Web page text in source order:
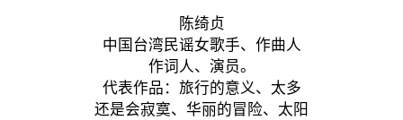
陈绮贞
中国台湾民谣女歌手、作曲人
作词人、演员。
代表作品：旅行的意义、太多
还是会寂寞、华丽的冒险、太阳